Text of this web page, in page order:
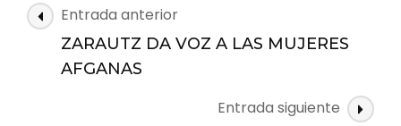
EL
Navegación
de
Entrada anterior
ZARAUTZ DA VOZ A LAS MUJERES
AFGANAS
Entrada siguiente